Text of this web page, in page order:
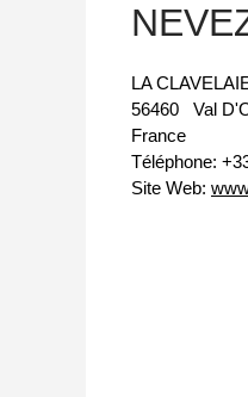
LA
56460
Val
France
Téléphone:
Site Web: